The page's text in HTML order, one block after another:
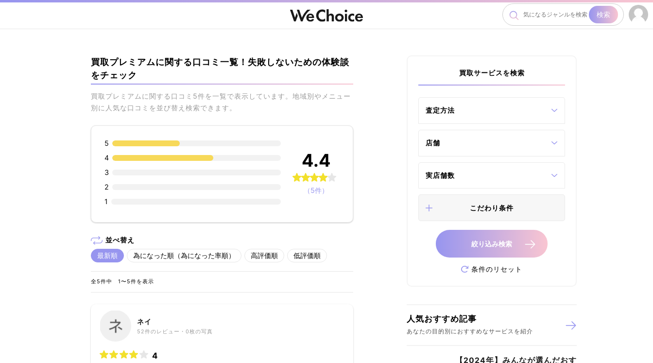
検索
買取プレミアムに関する口コミ一覧！失敗しないための体験談
をチェック
買取プレミアムに関する口コミ5件を一覧で表示しています。地域別やメニュー
別に人気な口コミを並び替え検索できます。
5
4
3
2
1
4.4
（5件）
並べ替え
最新順
為になった順（為になった率順） 高評価順 低評価順
全5件中 1〜5件を表示
ネイ
52件のレビュー・ 0枚の写真
4
買取サービスを検索
査定方法
店舗
実店舗数
こだわり条件
絞り込み検索
条件のリセット
人気おすすめ記事
あなたの目的別におすすめなサービスを紹介
【2024年】みんなが選んだおす